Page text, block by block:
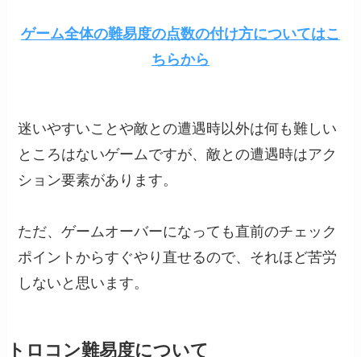
ゲーム全体の難易度の点数の付け方についてはこ
ちらから
迷いやすいことや敵との遭遇時以外は何も難しい
ところはないゲームですが、敵との遭遇時はアク
ション要素があります。
ただ、ゲームオーバーになっても直前のチェック
ポイントからすぐやり直せるので、それほど苦労
しないと思います。
トロコン難易度について